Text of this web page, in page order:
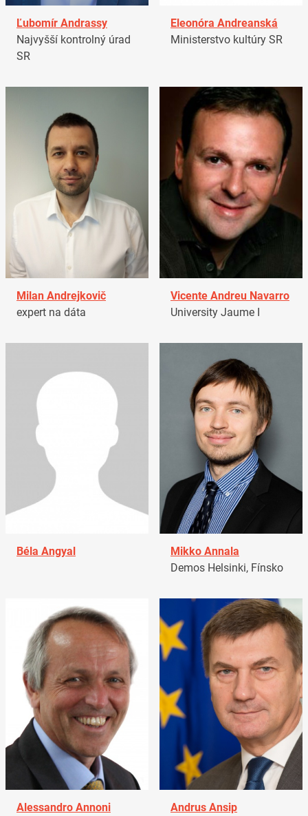
Ľubomír Andrassy
Najvyšší kontrolný úrad
SR
Eleonóra Andreanská
Ministerstvo kultúry SR
Milan Andrejkovič
expert na dáta
Vicente Andreu Navarro
University Jaume I
Béla Angyal
Mikko Annala
Demos Helsinki, Fínsko
Alessandro Annoni
Andrus Ansip